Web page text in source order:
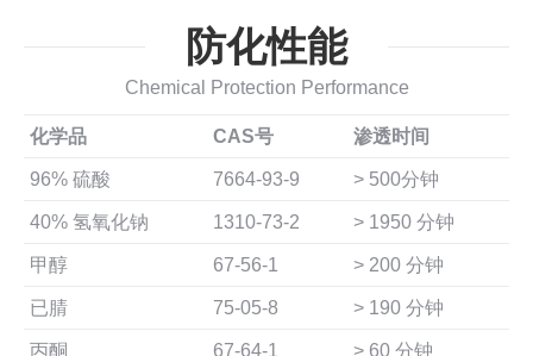
防化性能
Chemical Protection Performance
化学品 CAS号 渗透时间
96% 硫酸 7664-93-9 > 500分钟
40% 氢氧化钠 1310-73-2 > 1950 分钟
甲醇 67-56-1 > 200 分钟
已腈 75-05-8 > 190 分钟
丙酮 67-64-1 > 60 分钟